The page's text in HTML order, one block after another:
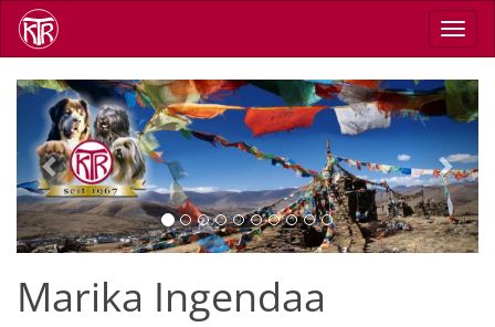
Direkt
zum
Inhalt
Previous Next
Marika Ingendaa